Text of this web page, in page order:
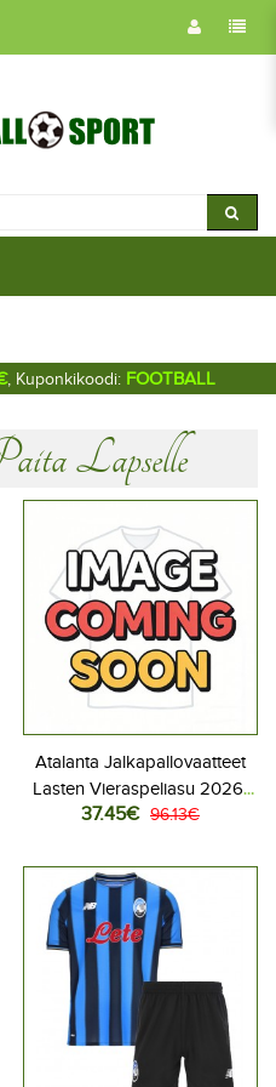
, Kuponkikoodi: FOOTBALL
Lapselle
Atalanta Jalkapallovaatteet
Lasten Vieraspeliasu 2026-
27 Lyhythihainen (+ Lyhyet
37.45€ 96.13€